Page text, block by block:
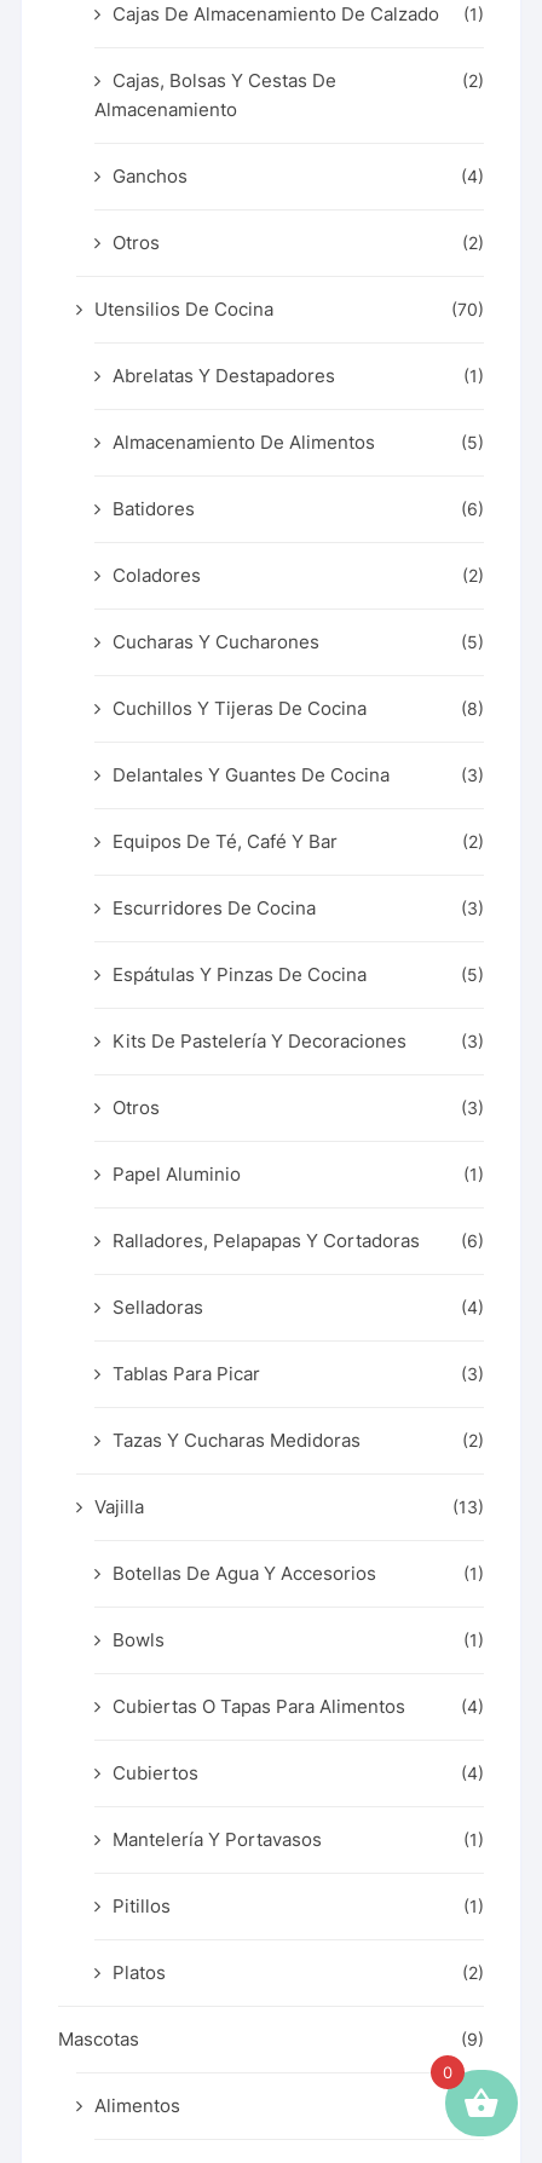
Cajas De Almacenamiento De Calzado (1)
Cajas, Bolsas Y Cestas De
Almacenamiento
(2)
Ganchos (4)
Otros (2)
Utensilios De Cocina (70)
Abrelatas Y Destapadores (1)
Almacenamiento De Alimentos (5)
Batidores (6)
Coladores (2)
Cucharas Y Cucharones (5)
Cuchillos Y Tijeras De Cocina (8)
Delantales Y Guantes De Cocina (3)
Equipos De Té, Café Y Bar (2)
Escurridores De Cocina (3)
Espátulas Y Pinzas De Cocina (5)
Kits De Pastelería Y Decoraciones (3)
Otros (3)
Papel Aluminio (1)
Ralladores, Pelapapas Y Cortadoras (6)
Selladoras (4)
Tablas Para Picar (3)
Tazas Y Cucharas Medidoras (2)
Vajilla (13)
Botellas De Agua Y Accesorios (1)
Bowls (1)
Cubiertas O Tapas Para Alimentos (4)
Cubiertos (4)
Mantelería Y Portavasos (1)
Pitillos (1)
Platos (2)
Mascotas (9)
Alimentos (9)
0